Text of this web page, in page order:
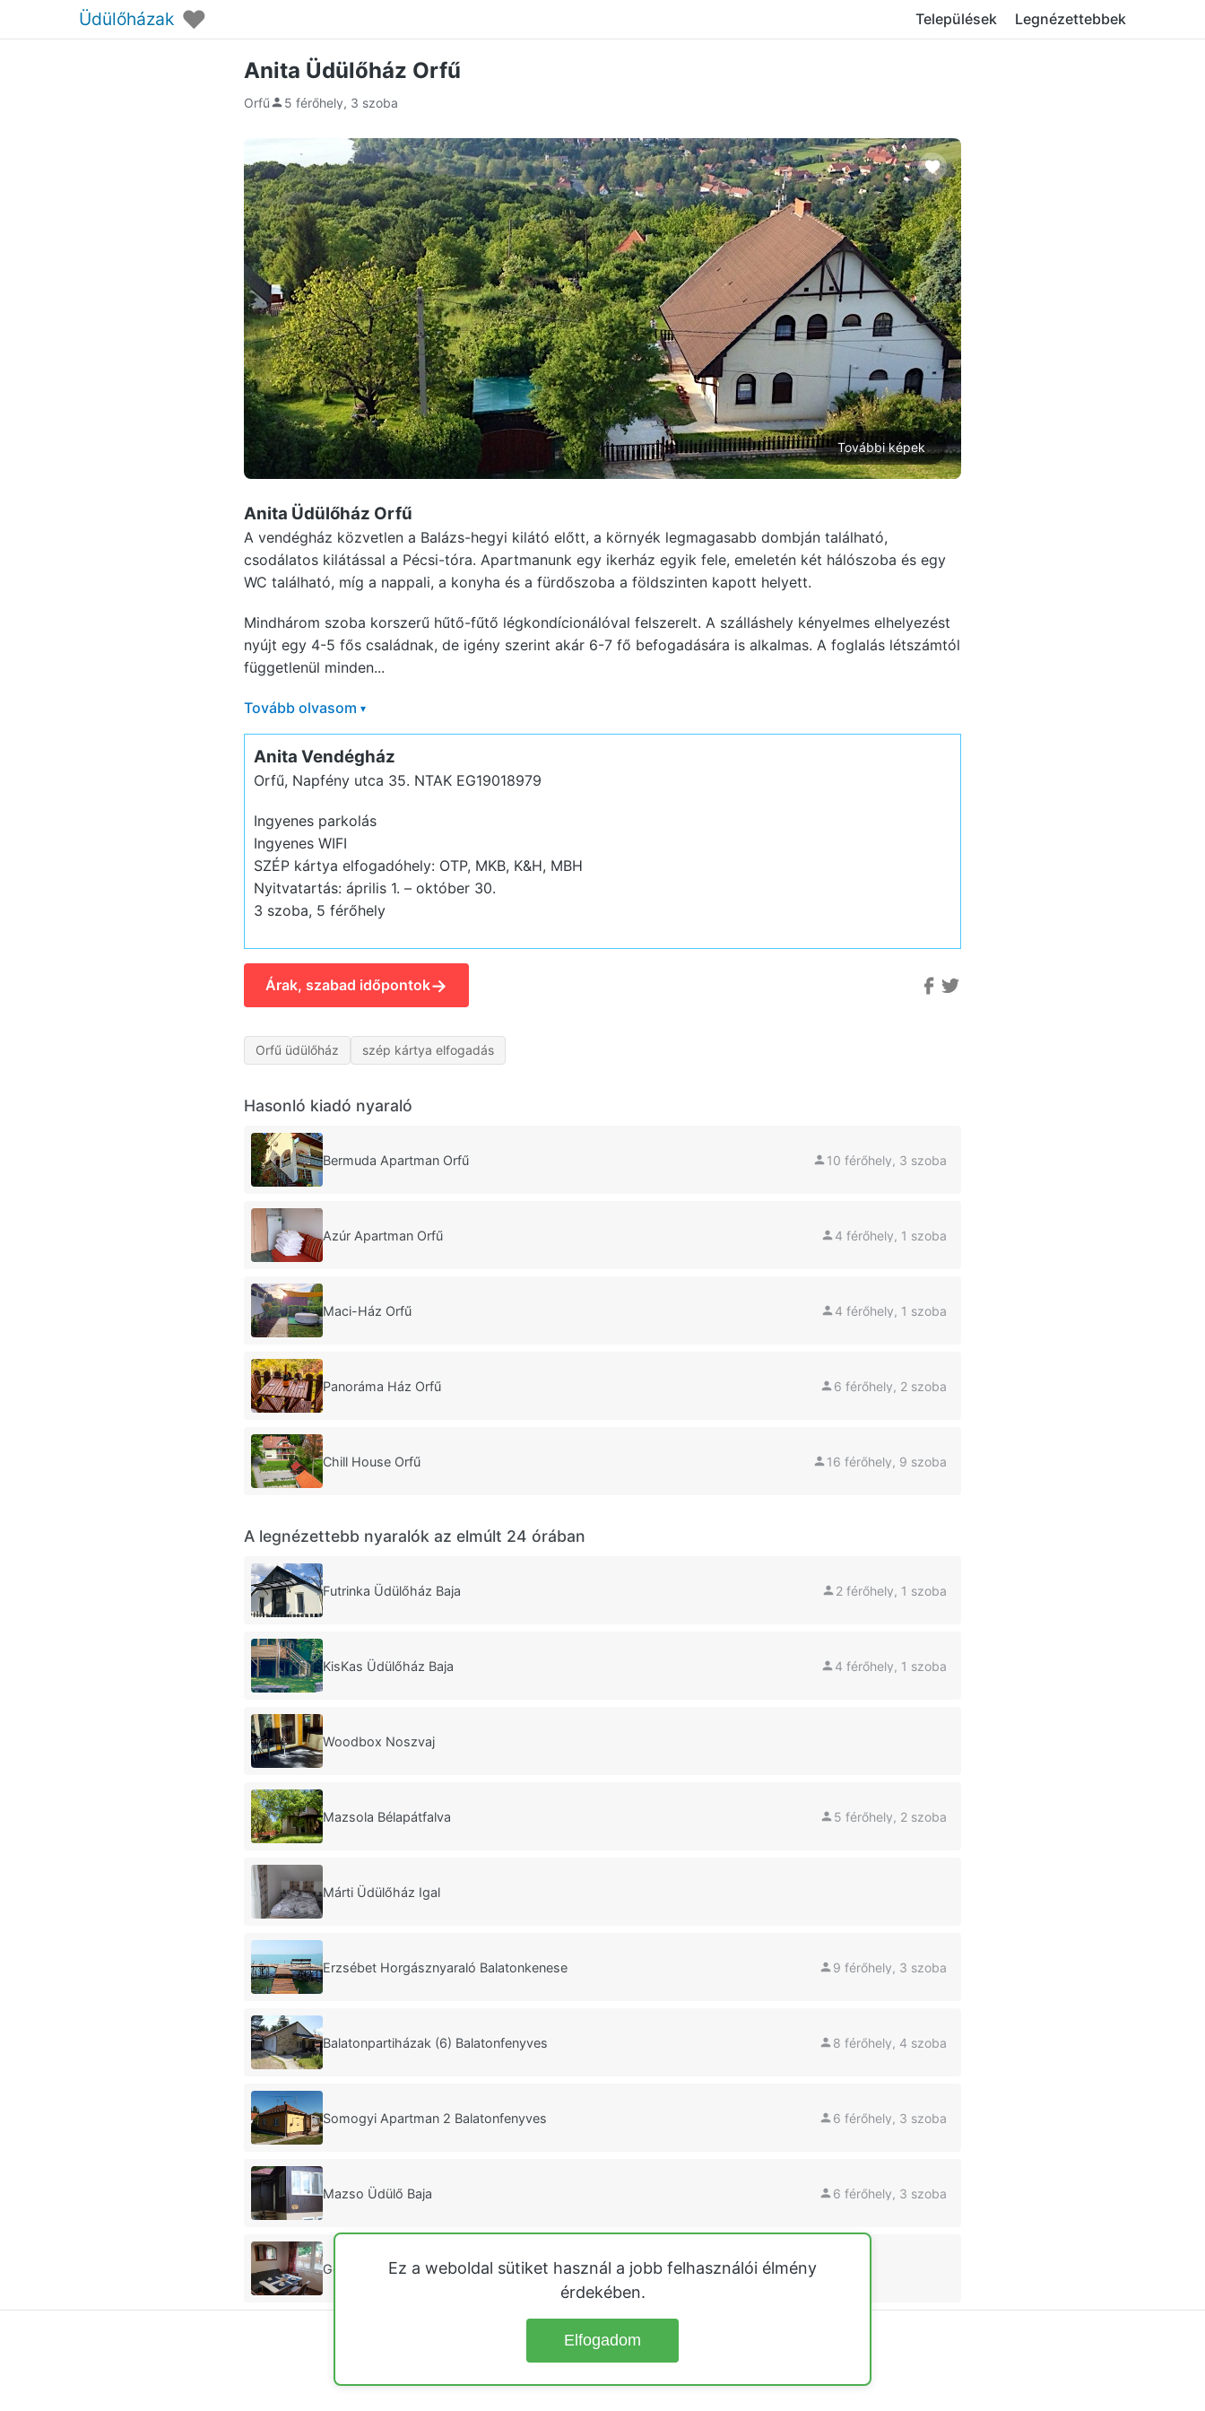
Üdülőházak ♥ Települések Legnézettebbek
Anita Üdülőház Orfű
Orfű 5 férőhely, 3 szoba
További képek
Anita Üdülőház Orfű
A vendégház közvetlen a Balázs-hegyi kilátó előtt, a környék legmagasabb dombján található,
csodálatos kilátással a Pécsi-tóra. Apartmanunk egy ikerház egyik fele, emeletén két hálószoba és egy
WC található, míg a nappali, a konyha és a fürdőszoba a földszinten kapott helyett.
Mindhárom szoba korszerű hűtő-fűtő légkondícionálóval felszerelt. A szálláshely kényelmes elhelyezést
nyújt egy 4-5 fős családnak, de igény szerint akár 6-7 fő befogadására is alkalmas. A foglalás létszámtól
függetlenül minden...
Tovább olvasom ▾
Anita Vendégház
Orfű, Napfény utca 35. NTAK EG19018979
Ingyenes parkolás
Ingyenes WIFI
SZÉP kártya elfogadóhely: OTP, MKB, K&H, MBH
Nyitvatartás: április 1. – október 30.
3 szoba, 5 férőhely
Árak, szabad időpontok→
Orfű üdülőház szép kártya elfogadás
Hasonló kiadó nyaraló
Bermuda Apartman Orfű 10 férőhely, 3 szoba
Azúr Apartman Orfű 4 férőhely, 1 szoba
Maci-Ház Orfű 4 férőhely, 1 szoba
Panoráma Ház Orfű 6 férőhely, 2 szoba
Chill House Orfű 16 férőhely, 9 szoba
A legnézettebb nyaralók az elmúlt 24 órában
Futrinka Üdülőház Baja 2 férőhely, 1 szoba
KisKas Üdülőház Baja 4 férőhely, 1 szoba
Woodbox Noszvaj
Mazsola Bélapátfalva 5 férőhely, 2 szoba
Márti Üdülőház Igal
Erzsébet Horgásznyaraló Balatonkenese 9 férőhely, 3 szoba
Balatonpartiházak (6) Balatonfenyves 8 férőhely, 4 szoba
Somogyi Apartman 2 Balatonfenyves 6 férőhely, 3 szoba
Mazso Üdülő Baja 6 férőhely, 3 szoba
Gemenc-Lak Üdülőház Baja
Ez a weboldal sütiket használ a jobb felhasználói élmény
érdekében.
Elfogadom